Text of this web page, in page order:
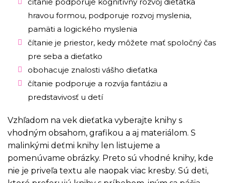
hravou formou, podporuje rozvoj myslenia,
pamäti a logického myslenia
čítanie je priestor, kedy môžete mať spoločný čas
pre seba a dieťatko
obohacuje znalosti vášho dieťatka
čítanie podporuje a rozvíja fantáziu a
predstavivosť u detí
Vzhľadom na vek dieťatka vyberajte knihy s
vhodným obsahom, grafikou a aj materiálom. S
malinkými deťmi knihy len listujeme a
pomenúvame obrázky. Preto sú vhodné knihy, kde
nie je priveľa textu ale naopak viac kresby. Sú deti,